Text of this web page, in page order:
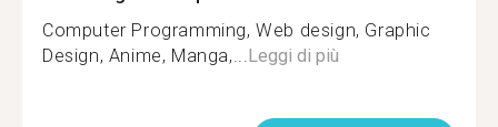
Computer Programming, Web design, Graphic
Design, Anime, Manga,...Leggi di più